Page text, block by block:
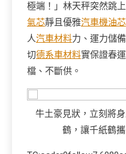
極端！」林天秤突然跳
氣芯靜且優雅汽車機油芯
人汽車材料力、運力儲
切德系車材料實保證春
檔、不斷供。
牛土豪見狀，立刻將
鶴，讓千紙鶴